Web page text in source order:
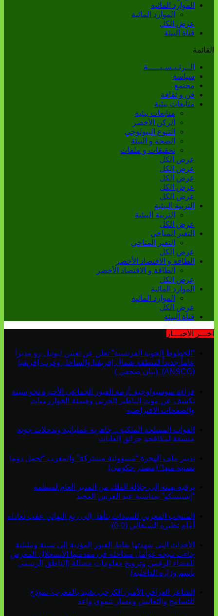
الموارد المائية
الموارد المائية
عرض الكل
قناة البيئة
القائمة
الــرئـيـسـيـــــة
سياسة
مجتمع
فن و ثقافة
متابعات بيئية
متابعات بيئية
الركن الأخضر
التنوع البيولوجي
الصحة و البيئة
تحقيقات و ملفات
عرض الكل
عرض الكل
عرض الكل
عرض الكل
عرض الكل
التربية البيئية
التربية البيئية
عرض الكل
التغير المناخي
التغير المناخي
عرض الكل
الطاقة و الاقتصاد الأخضر
الطاقة و الاقتصاد الأخضر
عرض الكل
الموارد المائية
الموارد المائية
عرض الكل
قناة البيئة
آخـــر الأخبـــار
“الخطوط الجوية الفرنسية” تعلن عن تعيين ليونيل رو مديراً
عاماً جديداً لمنطقة شمال إفريقيا والساحل وغرب إفريقيا
(ANSCO) .(بيان صحفي )
قراءة سوسيولوجية :أزمة العبور الجماعي الأخيرة نحو سبتة
تكشف عن موت التاطير الحزبي وهيمنة الخوارزميات
والصفحات الافتراضية
القوات المسلحة الملكية .. جاهزية عملياتية وتدخلات جوية
منسقة لمكافحة حرائق الغابات
تدبير ملف الهجرة “مسؤولية مشتركة” والمغرب “تحمل دوما
نصيبه منها” (مصدر حكومي)
برقية تهنئة إلى جلالة الملك من المدير العام لمنظمة
“إيسيسكو” بمناسبة عيد العرش المجيد
المنتخب المغربي للسيدات يتأهل إلى ربع النهائي عقب تعادله
أمام نظيره السنغالي (0-0)
الأحداث التي شهدتها نقاط العبور المؤدية إلى سبتة ومليلية
جاءت نتيجة عوامل متداخلة في مقدمتها الاستغلال المغرض
للفضاء الرقمي وترويج معلومات مضللة (الناطق الرسمي
باسم وزارة الداخلية)
الشاعر العراقي الأمين الكرخي يشيد بالمغرب: نموذج
للتسامح والتعايش ومسار تنموي واعد